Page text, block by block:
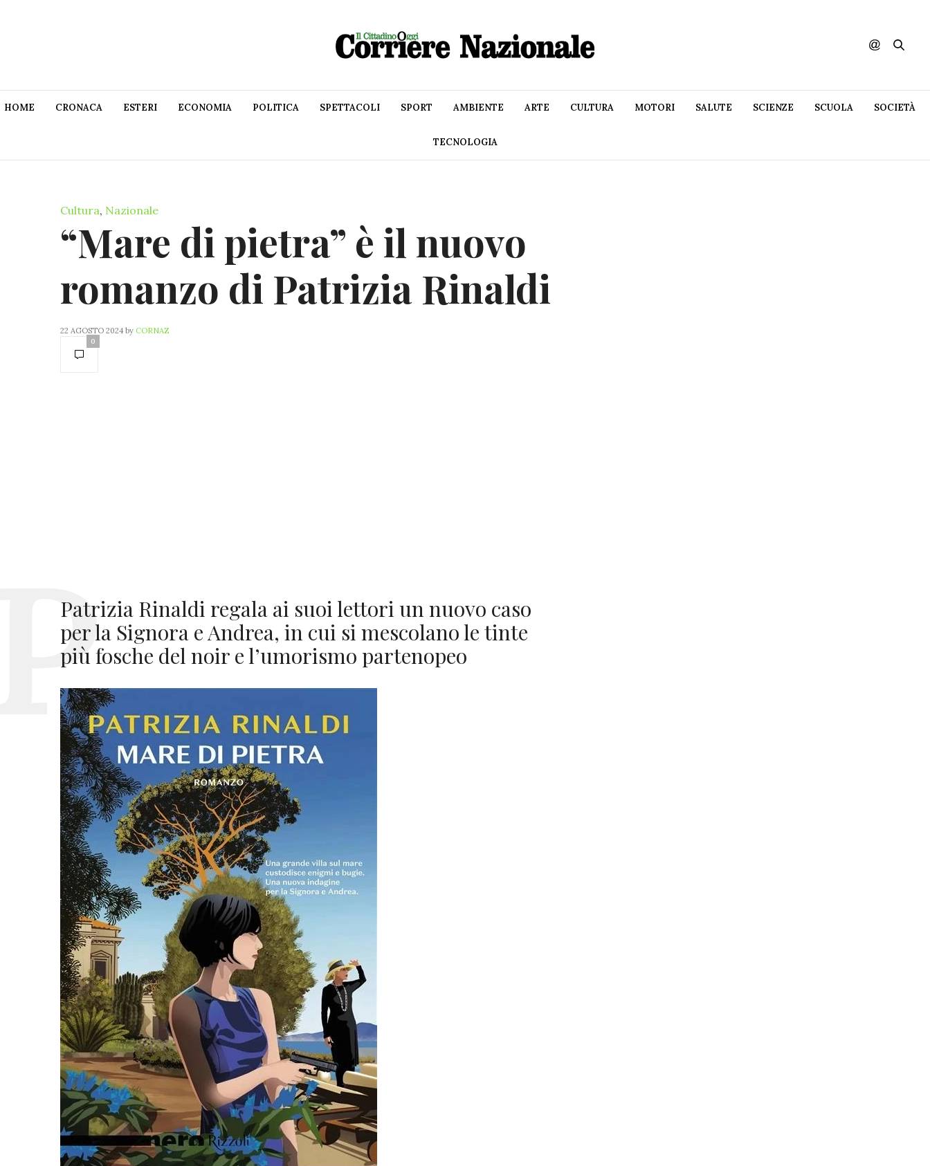
HOME CRONACA ESTERI ECONOMIA POLITICA SPETTACOLI SPORT AMBIENTE ARTE CULTURA MOTORI SALUTE SCIENZE SCUOLA SOCIETÀ
TECNOLOGIA
Cultura, Nazionale
“Mare di pietra” è il nuovo
romanzo di Patrizia Rinaldi
22 AGOSTO 2024 by CORNAZ
0
Patrizia Rinaldi regala ai suoi lettori un nuovo caso
per la Signora e Andrea, in cui si mescolano le tinte
più fosche del noir e l’umorismo partenopeo